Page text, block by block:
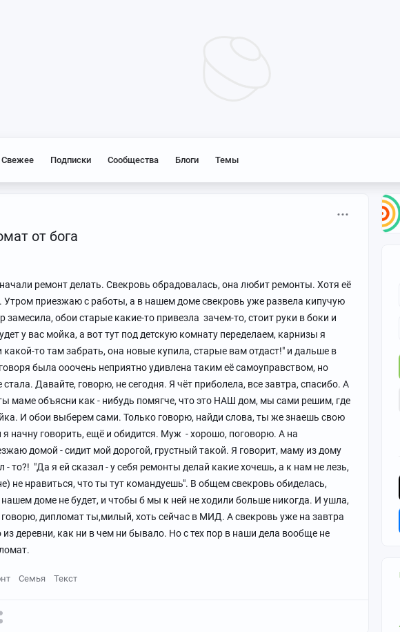
Свежее Подписки Сообщества Блоги Темы
от бога
ремонт делать. Свекровь обрадовалась, она любит ремонты. Хотя её
Утром приезжаю с работы, а в нашем доме свекровь уже развела кипучую
замесила, обои старые какие-то привезла зачем-то, стоит руки в боки и
у вас мойка, а вот тут под детскую комнату переделаем, карнизы я
то там забрать, она новые купила, старые вам отдаст!" и дальше в
была ооочень неприятно удивлена таким её самоуправством, но
стала. Давайте, говорю, не сегодня. Я чёт приболела, все завтра, спасибо. А
маме объясни как - нибудь помягче, что это НАШ дом, мы сами решим, где
И обои выберем сами. Только говорю, найди слова, ты же знаешь свою
я начну говорить, ещё и обидится. Муж - хорошо, поговорю. А на
домой - сидит мой дорогой, грустный такой. Я говорит, маму из дому
то?! "Да я ей сказал - у себя ремонты делай какие хочешь, а к нам не лезь,
не нравиться, что ты тут командуешь". В общем свекровь обиделась,
нашем доме не будет, и чтобы б мы к ней не ходили больше никогда. И ушла,
дипломат ты,милый, хоть сейчас в МИД. А свекровь уже на завтра
деревни, как ни в чем ни бывало. Но с тех пор в наши дела вообще не
Семья Текст